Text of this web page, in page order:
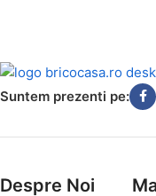
O Nouă Identitate,
iulie 2025,
și grădină au fost
nostru de a servi cât
Suntem prezenti pe:
Despre Noi